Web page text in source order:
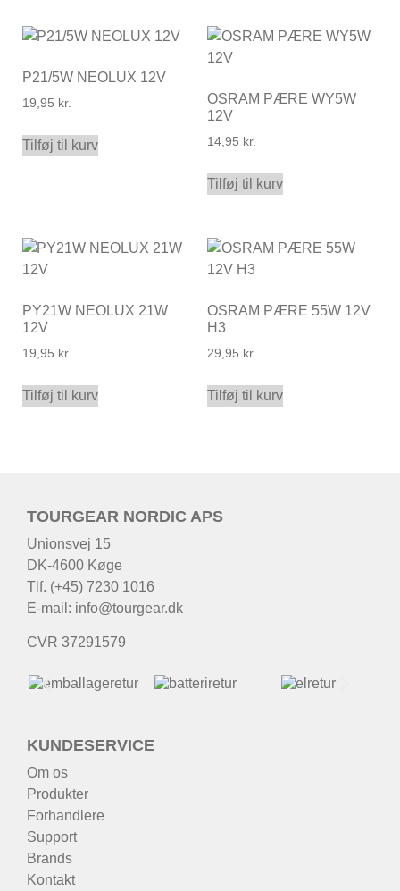
P21/5W NEOLUX 12V
19,95 kr.
Tilføj til kurv
OSRAM PÆRE WY5W
12V
14,95 kr.
Tilføj til kurv
PY21W NEOLUX 21W
12V
19,95 kr.
Tilføj til kurv
OSRAM PÆRE 55W 12V
H3
29,95 kr.
Tilføj til kurv
TOURGEAR NORDIC APS
Unionsvej 15
DK-4600 Køge
Tlf. (+45) 7230 1016
E-mail: info@tourgear.dk
CVR 37291579
KUNDESERVICE
Om os
Produkter
Forhandlere
Support
Brands
Kontakt